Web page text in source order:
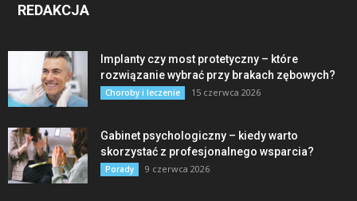
REDAKCJA
Implanty czy most protetyczny – które
rozwiązanie wybrać przy brakach zębowych?
Choroby i leczenie 15 czerwca 2026
Gabinet psychologiczny – kiedy warto
skorzystać z profesjonalnego wsparcia?
Porady 9 czerwca 2026